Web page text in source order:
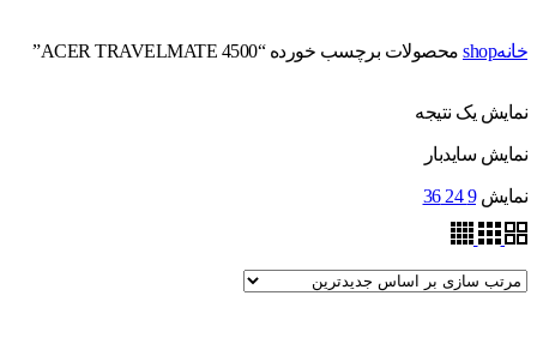
خانهshop محصولات برچسب خورده “ACER TRAVELMATE 4500”
نمایش یک نتیجه
نمایش سایدبار
نمایش 9
24
36